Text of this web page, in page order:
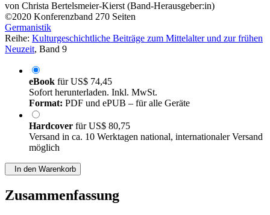
von Christa Bertelsmeier-Kierst (Band-Herausgeber:in)
©2020 Konferenzband 270 Seiten
Germanistik
Reihe: Kulturgeschichtliche Beiträge zum Mittelalter und zur frühen
Neuzeit, Band 9
eBook fürUS$ 74,45
Sofort herunterladen. Inkl. MwSt.
Format: PDF und ePUB – für alle Geräte
Hardcover fürUS$ 80,75
Versand in ca. 10 Werktagen national, internationaler Versand
möglich
In den Warenkorb
Zusammenfassung